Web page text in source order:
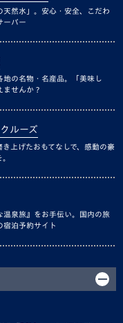
天然水」。安心・安全、こだわ
ーバー
地の名物・名産品。「美味し
ませんか？
ルーズ
き上げたおもてなしで、感動の豪
温泉旅』をお手伝い。国内の旅
宿泊予約サイト